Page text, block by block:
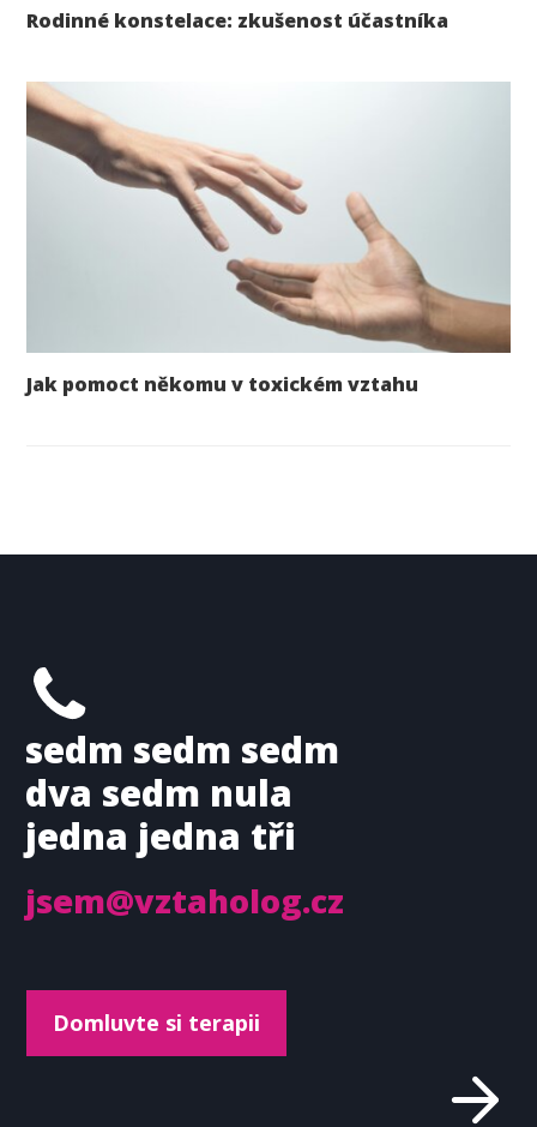
Rodinné konstelace: zkušenost účastníka
Jak pomoct někomu v toxickém vztahu
sedm sedm sedm
dva sedm nula
jedna jedna tři
jsem@vztaholog.cz
Domluvte si terapii